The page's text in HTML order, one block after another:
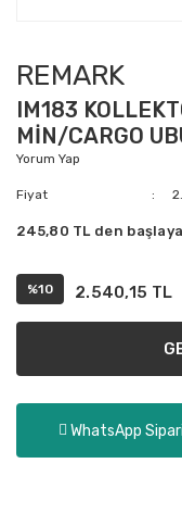
REMARK
IM183
MİN/CARGO
Yorum Yap
Fiyat
245,80 TL den
%10 2.540,15 TL
WhatsApp